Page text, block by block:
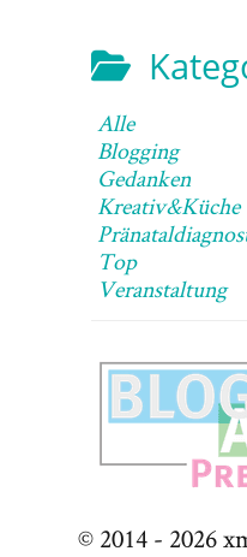
Alle
Blogging
Gedanken
Kreativ&Küche
Top
Veranstaltung
© 2014 - 2026